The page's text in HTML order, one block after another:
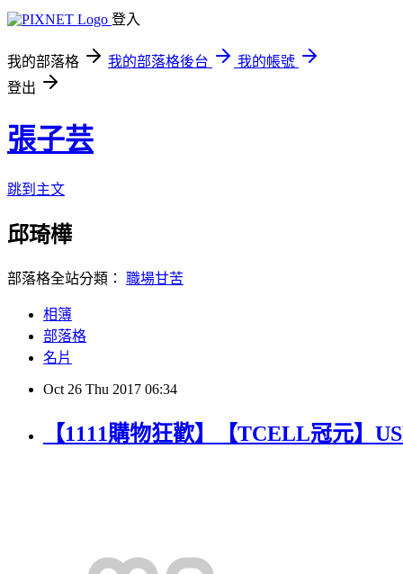
登入
我的部落格 我的部落格後台
我的帳號
登出
張子芸
跳到主文
邱琦樺
部落格全站分類： 職場甘苦
相簿
部落格
名片
Oct 26 Thu 2017 06:34
【1111購物狂歡】【TCELL冠元】